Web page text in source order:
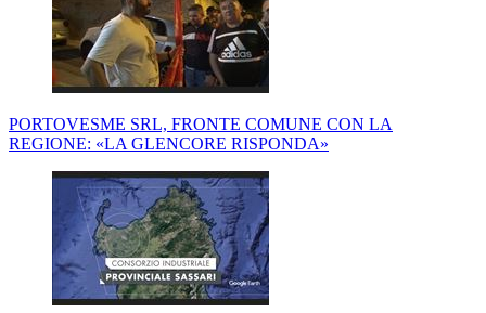
PORTOVESME SRL, FRONTE COMUNE CON LA
REGIONE: «LA GLENCORE RISPONDA»